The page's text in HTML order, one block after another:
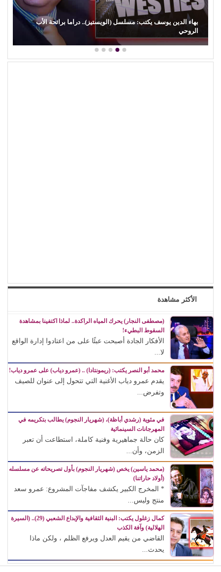
بهاء الدين يوسف يكتب: مسلسل (الويستيز).. دراما برائحة الأب
الروحي
الأكثر مشاهدة
(مصطفى النجار) يحرك المياه الراكدة.. لماذا اكتفينا بمشاهدة
السقوط البطيء!
الأفكار الجادة أصبحت عبئًا على من اعتادوا إدارة الواقع
لا...
محمد أبو النصر يكتب: (ريمونتادا) .. (عمرو دياب) على عمرو دياب!
يقدم عمرو دياب الأغنية التي تتحول إلى عنوان للصيف
وتفرض...
في مئوية (رشدي أباظة)، (شهريار النجوم) يطالب بتكريمه في
المهرجانات السينمائية
كان حالة جماهيرية وفنية كاملة، استطاعت أن تعبر
الزمن، وأن...
(محمد ياسين) يخص (شهريار النجوم) بأول تصريحاته عن مسلسله
(أولاد حاراتنا)
* المخرج الكبير يكشف مفاجآت المشروع: عمرو سعد
منتج وليس...
كمال زغلول يكتب: البنية الثقافية والإبداع الشعبي (29).. (السيرة
الهلالية) وآفة الكذب
القاضي من يقيم العدل ويرفع الظلم ، ولكن ماذا
يحدث...